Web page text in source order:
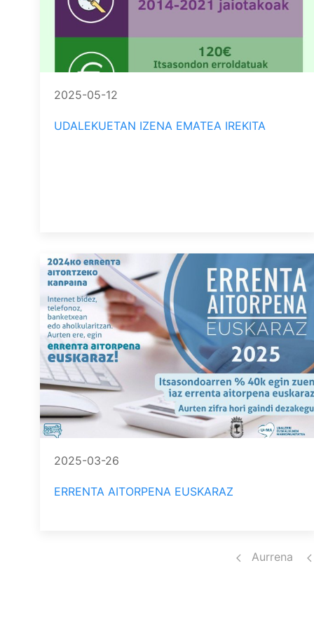
2025-05-12
UDALEKUETAN IZENA EMATEA IREKITA
2025-03-26
ERRENTA AITORPENA EUSKARAZ
Aurrena